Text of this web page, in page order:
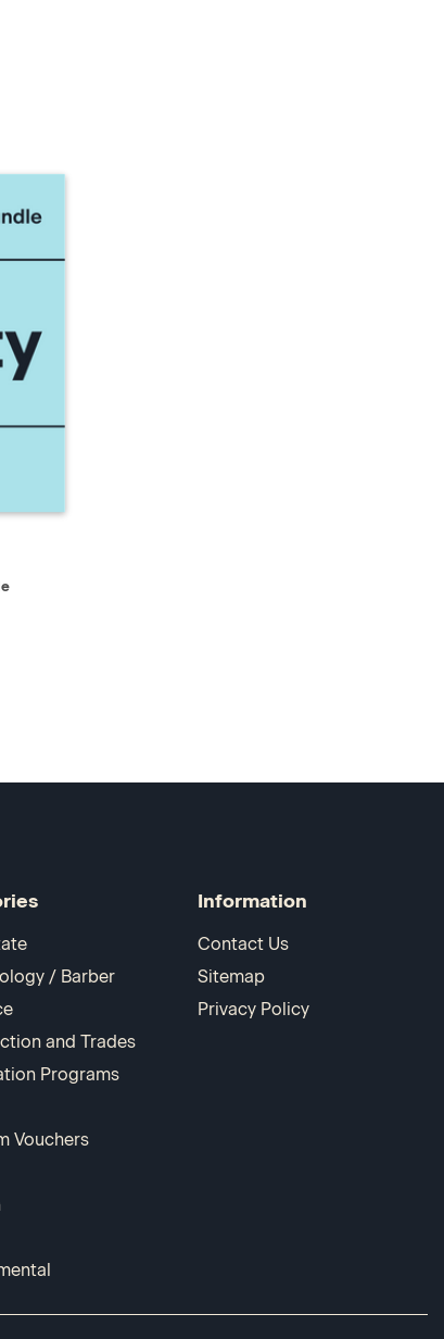
/ Barber
and Trades
Programs
Vouchers
Information
Contact Us
Sitemap
Privacy Policy